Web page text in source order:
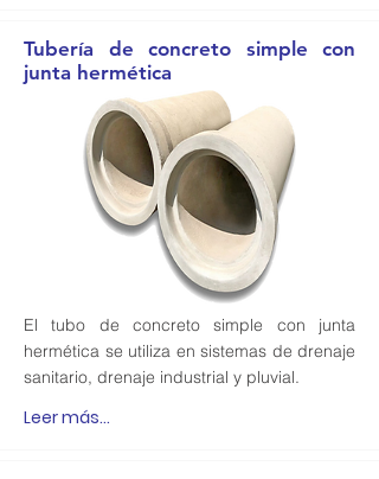
Tubería de concreto simple con
junta hermética
El tubo de concreto simple con junta
hermética se utiliza en sistemas de drenaje
sanitario, drenaje industrial y pluvial.
Leer más...